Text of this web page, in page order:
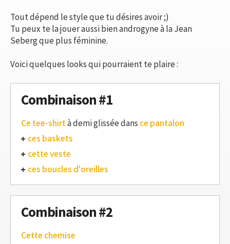
Tout dépend le style que tu désires avoir ;)
Tu peux te la jouer aussi bien androgyne à la Jean
Seberg que plus féminine.
Voici quelques looks qui pourraient te plaire :
Combinaison #1
Ce tee-shirtà demi glissée dans ce pantalon
ces baskets
cette veste
ces boucles d'oreilles
Combinaison #2
Cette chemise